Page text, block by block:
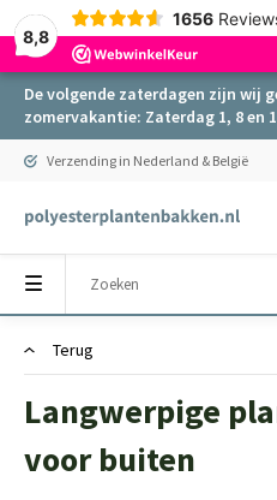
8,8
1656
De volgende zaterdagen zijn wij
zomervakantie: Zaterdag 1, 8 en
Verzending in Nederland & België
Terug
Langwerpige
voor buiten